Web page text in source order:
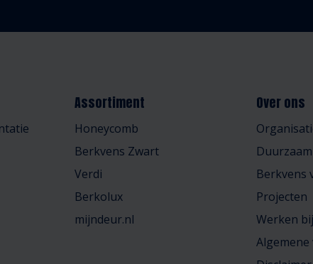
Assortiment
Honeycomb
Berkvens Zwart
Verdi
Berkolux
mijndeur.nl
Over ons
Berkvens
Projecten
Werken